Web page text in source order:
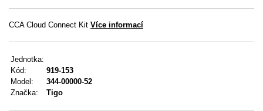
Přihlášení
Zapomenuté heslo
CCA Cloud Connect Kit Více informací
Jednotka:
Kód:
919-153
Model:
344-00000-52
Značka:
Tigo